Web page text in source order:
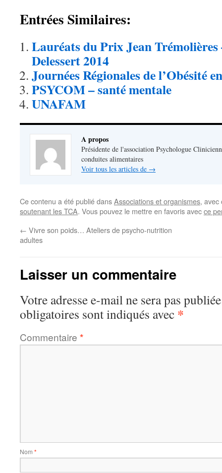
Entrées Similaires:
Lauréats du Prix Jean
Delessert 2014
Journées Régionales de l’Obésité
PSYCOM – santé mentale
UNAFAM
A propos
Présidente de l'association Psychologue
conduites alimentaires
Voir tous les articles de →
Ce contenu a été publié dansAssociations et organismes,
soutenant les TCA. Vous pouvez le mettre en favoris avecce
← Vivre son poids… Ateliers de psycho-nutrition
adultes
Laisser un commentaire
Votre adresse e-mail ne sera pas
obligatoires sont indiqués avec *
Commentaire *
Nom *